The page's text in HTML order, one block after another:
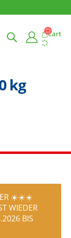
Cart
kg
☀️☀️☀️
WIEDER
BIS